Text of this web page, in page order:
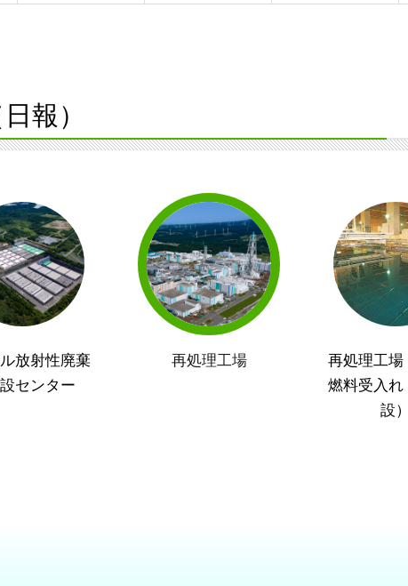
報）
放射性廃棄
センター
再処理工場
再処理工場
燃料受入れ
設